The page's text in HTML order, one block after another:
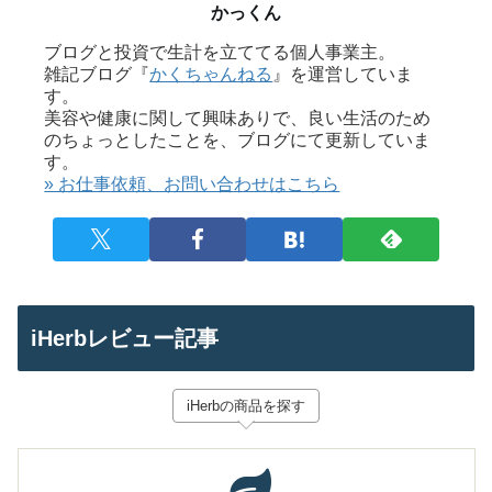
かっくん
ブログと投資で生計を立ててる個人事業主。
雑記ブログ『かくちゃんねる 』を運営していま
す。
美容や健康に関して興味ありで、良い生活のため
のちょっとしたことを、ブログにて更新していま
す。
» お仕事依頼、お問い合わせはこちら
iHerbレビュー記事
iHerbの商品を探す